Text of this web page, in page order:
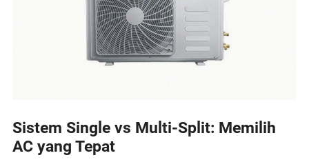
Sistem Single vs Multi-Split: Memilih
AC yang Tepat